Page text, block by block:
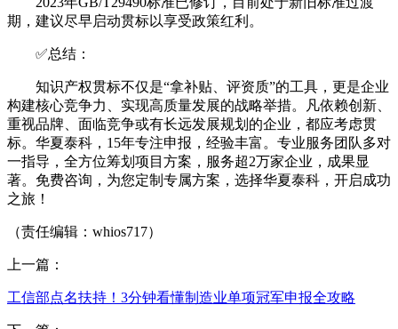
期，建议尽早启动贯标以享受政策红利。
✅总结：
知识产权贯标不仅是“拿补贴、评资质”的工具，更是企业
构建核心竞争力、实现高质量发展的战略举措。凡依赖创新、
重视品牌、面临竞争或有长远发展规划的企业，都应考虑贯
标。华夏泰科，15年专注申报，经验丰富。专业服务团队多对
一指导，全方位筹划项目方案，服务超2万家企业，成果显
著。免费咨询，为您定制专属方案，选择华夏泰科，开启成功
之旅！
（责任编辑：whios717）
上一篇：
工信部点名扶持！3分钟看懂制造业单项冠军申报全攻略